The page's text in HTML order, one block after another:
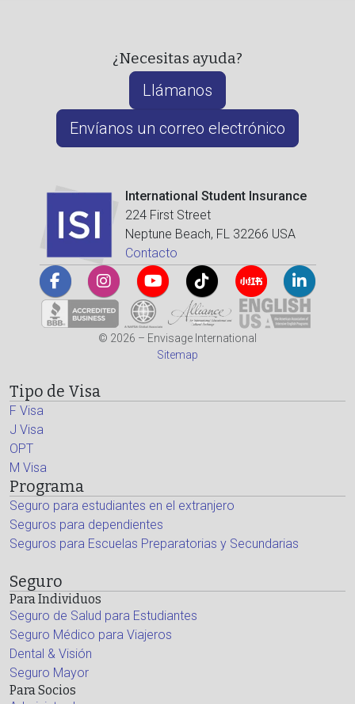
¿Necesitas ayuda?
Llámanos
Envíanos un correo electrónico
International Student Insurance
224 First Street
Neptune Beach, FL 32266 USA
Contacto
© 2026 – Envisage International
Sitemap
Tipo de Visa
F Visa
J Visa
OPT
M Visa
Programa
Seguro para estudiantes en el extranjero
Seguros para dependientes
Seguros para Escuelas Preparatorias y Secundarias
Seguro
Para Individuos
Seguro de Salud para Estudiantes
Seguro Médico para Viajeros
Dental & Visión
Seguro Mayor
Para Socios